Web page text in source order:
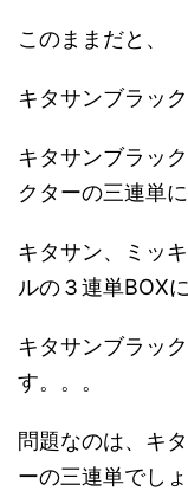
このままだと、
キタサンブラッ
キタサンブラッ
クターの三連単に
キタサン、ミッ
ルの３連単BOX
キタサンブラッ
す。。。
問題なのは、キ
ーの三連単でしょ